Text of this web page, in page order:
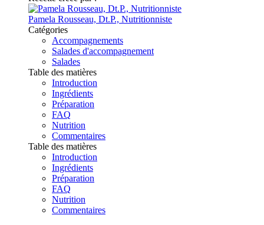
Pamela Rousseau, Dt.P., Nutritionniste
Catégories
Accompagnements
Salades d'accompagnement
Salades
Table des matières
Introduction
Ingrédients
Préparation
FAQ
Nutrition
Commentaires
Table des matières
Introduction
Ingrédients
Préparation
FAQ
Nutrition
Commentaires